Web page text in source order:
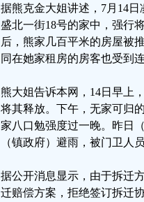
据熊克金大姐讲述，7月14
盛北一街18号的家中，强行
后，熊家几百平米的房屋被
同在她家租房的房客也受到
熊大姐告诉本网，14日早上
将其释放。下午，无家可归
家八口勉强度过一晚。昨日
（镇政府）避雨，被门卫人
据公开消息显示，由于拆迁
迁赔偿方案，拒绝签订拆迁